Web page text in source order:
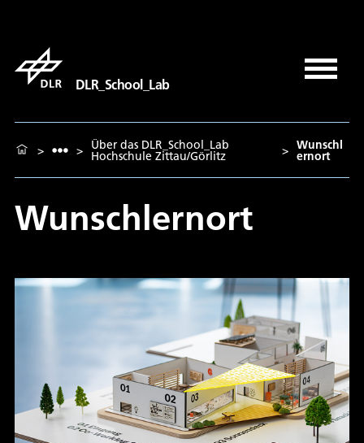
DLR_School_Lab
> > Über das DLR_School_Lab
Hochschule Zittau/Görlitz > Wunschl
ernort
Wunschlernort